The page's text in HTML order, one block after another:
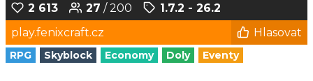
2 613 27 / 200
1.7.2 - 26.2
play.fenixcraft.cz
Hlasovat
RPG Skyblock Economy Doly Eventy